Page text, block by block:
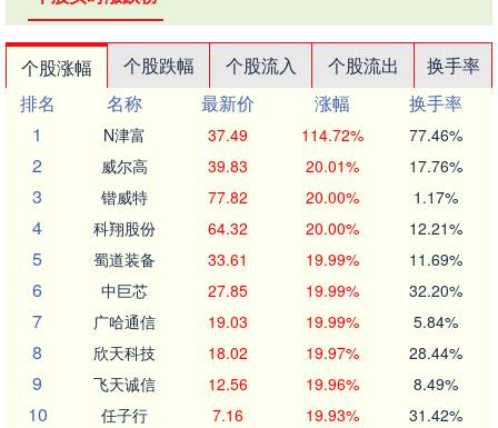
个股涨幅 个股跌幅 个股流入 个股流出
换手率
排名
名称 最新价 涨幅
换手率
1
N津富 37.49 114.72% 77.46%
2 威尔高 39.83 20.01% 17.76%
3 锴威特 77.82 20.00% 1.17%
4 科翔股份 64.32 20.00% 12.21%
5 蜀道装备 33.61 19.99% 11.69%
6 中巨芯 27.85 19.99% 32.20%
7 广哈通信 19.03 19.99% 5.84%
8 欣天科技 18.02 19.97% 28.44%
9 飞天诚信 12.56 19.96% 8.49%
10 任子行 7.16 19.93% 31.42%